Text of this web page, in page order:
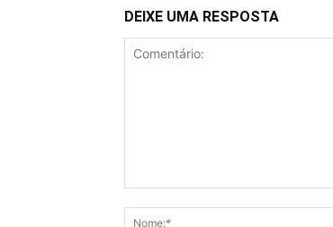
DEIXE UMA RESPOSTA